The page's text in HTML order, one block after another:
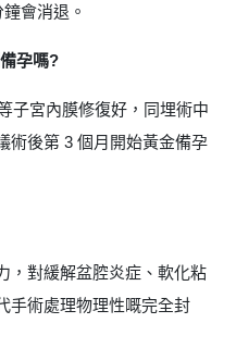
會消退。
孕嗎?
子宮內膜修復好，同埋術中
術後第 3 個月開始黃金備孕
，對緩解盆腔炎症、軟化粘
手術處理物理性嘅完全封